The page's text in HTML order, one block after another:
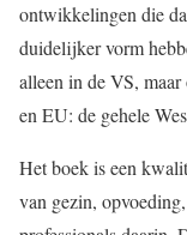
ontwikkelingen die
duidelijker vorm
alleen in de VS,
en EU: de gehele
Het boek is een
van gezin,